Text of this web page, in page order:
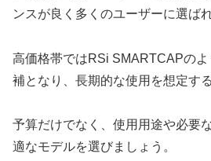
ンスが良く多くのユーザーに選ば
高価格帯ではRSi SMARTCAPの
補となり、長期的な使用を想定す
予算だけでなく、使用用途や必要
適なモデルを選びましょう。